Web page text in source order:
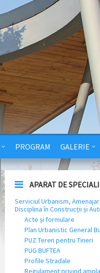
PROGRAM GALERIE
APARAT DE
Serviciul Urbanism,
Disciplina în Construcții și
Acte și formulare
Plan Urbanistic General
PUZ Teren pentru Tineri
PUG BUFTEA
Profile Stradale
Regulament privind